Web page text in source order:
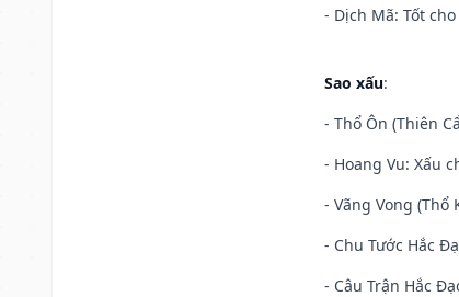
- Dịch Mã: Tốt
Sao xấu:
- Thổ Ôn (Thiên
- Hoang Vu: Xấu
- Vãng Vong
- Chu Tước Hắc
- Câu Trận Hắc